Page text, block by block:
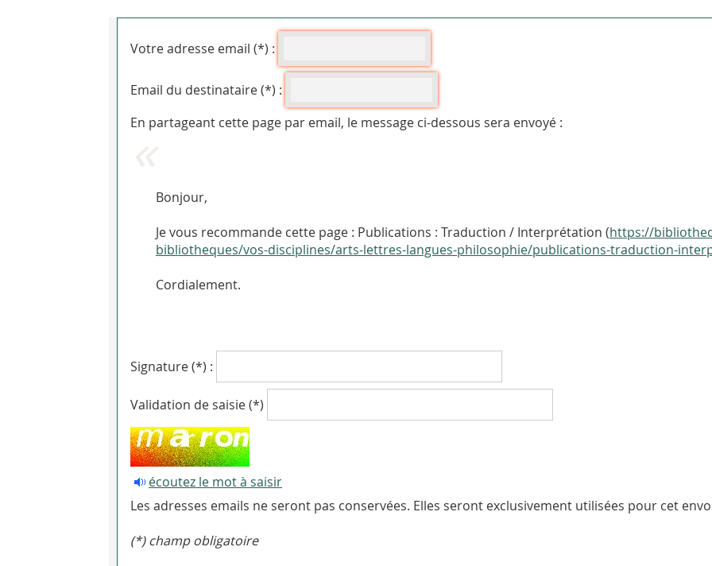
Votre adresse email (*) :
Email du destinataire (*) :
En partageant cette page par email, le message ci-dessous sera envoyé :
Bonjour,
Je vous recommande cette page : Publications : Traduction / Interprétation (https://
bibliotheques/vos-disciplines/arts-lettres-langues-philosophie/publications-traduction-
Cordialement.
Signature (*) :
Validation de saisie (*)
écoutez le mot à saisir
Les adresses emails ne seront pas conservées. Elles seront exclusivement utilisées pour cet
(*) champ obligatoire